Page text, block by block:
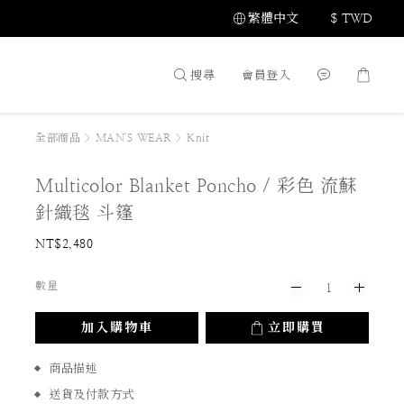
繁體中文 $ TWD
搜尋 會員登入
全部商品 > MAN'S WEAR > Knit
Multicolor Blanket Poncho / 彩色 流蘇
針織毯 斗篷
NT$2,480
數量
加入購物車 立即購買
商品描述
送貨及付款方式